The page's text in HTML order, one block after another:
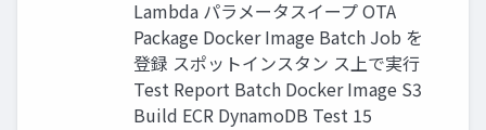
Lambda パラメータスイープ OTA
Package Docker Image Batch Job を
登録 スポットインスタン ス上で実行
Test Report Batch Docker Image S3
Build ECR DynamoDB Test 15